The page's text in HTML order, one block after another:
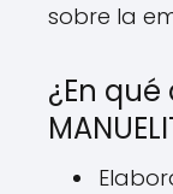
sobre la
¿En